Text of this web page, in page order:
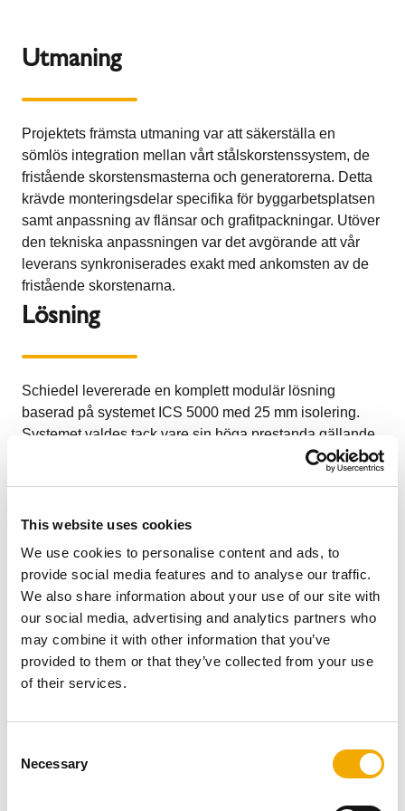
This website uses cookies
We use cookies to personalise content and ads, to
provide social media features and to analyse our traffic.
We also share information about your use of our site with
our social media, advertising and analytics partners who
may combine it with other information that you’ve
provided to them or that they’ve collected from your use
of their services.
Necessary
Utmaning
Projektets främsta utmaning var att säkerställa en
sömlös integration mellan vårt stålskorstenssystem, de
fristående skorstensmasterna och generatorerna. Detta
krävde monteringsdelar specifika för byggarbetsplatsen
samt anpassning av flänsar och grafitpackningar. Utöver
den tekniska anpassningen var det avgörande att vår
leverans synkroniserades exakt med ankomsten av de
fristående skorstenarna.
Lösning
Schiedel levererade en komplett modulär lösning
baserad på systemet ICS 5000 med 25 mm isolering.
Systemet valdes tack vare sin höga prestanda gällande
tryck (H1, 5000 Pa) och temperatur (T600), vilket gör det
idealiskt för generatorer som drivs av olja, gas eller
användas för både industrimotorer och kraftgeneratorer.
specialanpassade komponenter som flänskopplingar,
grafitpackningar och dedikerade tester.
Kunden
Schiedels kund är ett stort industriellt installationsföretag
underhåll av generatorer och system för strömförsörjning